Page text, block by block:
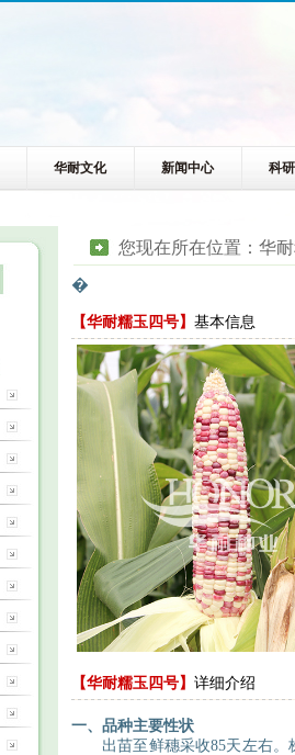
华耐文化 新闻中心 科
您现在所在位置： 华
�
【华耐糯玉四号】 基本信息
【华耐糯玉四号】 详细介绍
一、 品种主要性状
出苗至鲜穗采收85天左右。